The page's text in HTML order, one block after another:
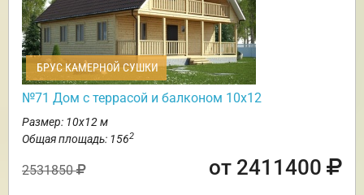
БРУС КАМЕРНОЙ СУШКИ
№71 Дом с террасой и балконом 10х12
Размер: 10х12 м
Общая площадь: 1562
2531850 от 2411400